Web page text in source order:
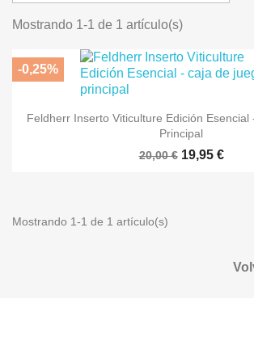
Mostrando 1-1 de 1 artículo(s)
Feldherr Inserto Viticulture Edición Esencial
Principal
20,00 € 19,95 €
-0,25%
Mostrando 1-1 de 1 artículo(s)